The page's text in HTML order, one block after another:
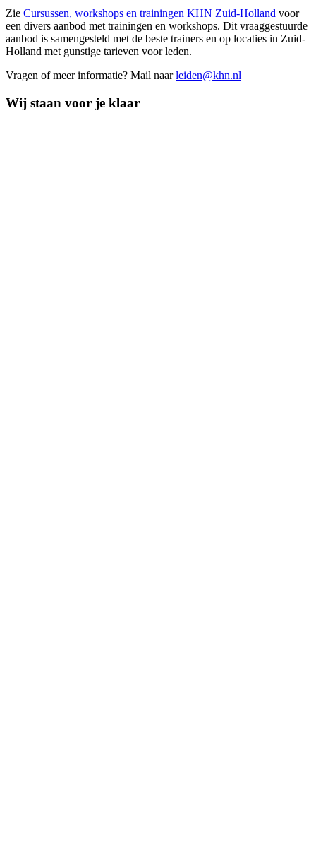
Zie Cursussen, workshops en trainingen KHN Zuid-Holland voor
een divers aanbod met trainingen en workshops. Dit vraaggestuurde
aanbod is samengesteld met de beste trainers en op locaties in Zuid-
Holland met gunstige tarieven voor leden.
Vragen of meer informatie? Mail naarleiden@khn.nl
Wij staan voor je klaar